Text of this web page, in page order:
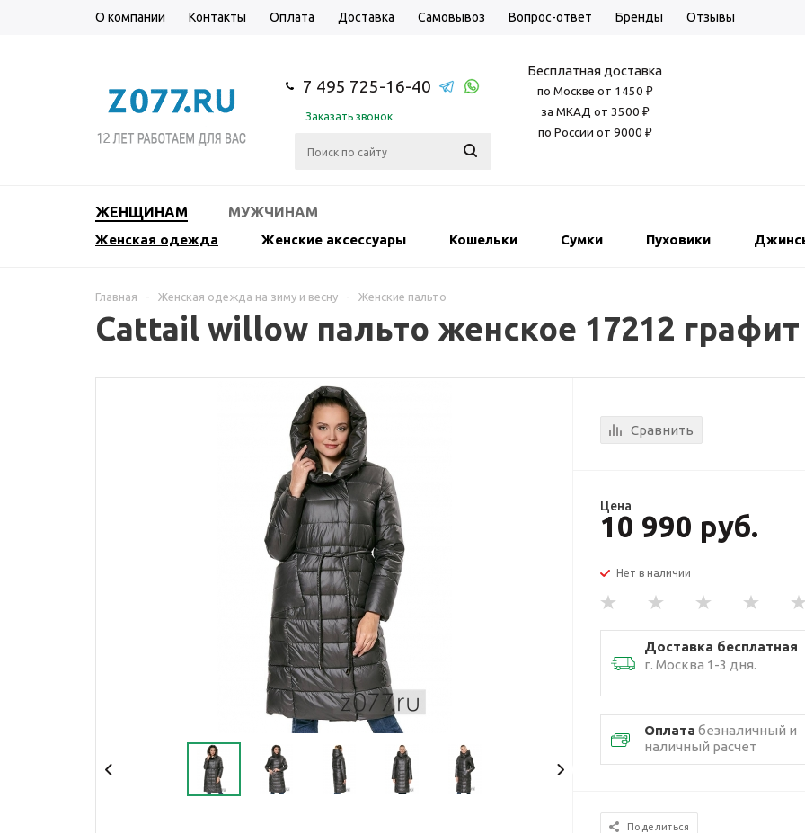
О компании Контакты Оплата Доставка Самовывоз Вопрос-ответ Бренды Отзывы
7 495 725-16-40
Заказать звонок
Бесплатная доставка
по Москве от 1450 ₽
за МКАД от 3500 ₽
по России от 9000 ₽
ЖЕНЩИНАМ МУЖЧИНАМ
Женская одежда Женские аксессуары Кошельки Сумки Пуховики
Главная - Женская одежда на зиму и весну - Женские пальто
Cattail willow пальто женское 17212 графит
Сравнить
Цена
10 990 руб.
Нет в наличии
Доставка бесплатная
г. Москва 1-3 дня.
Оплата безналичный и
наличный расчет
Поделиться